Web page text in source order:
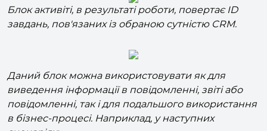
Блок активіті, в результаті роботи, повертає ID
Даний блок можна використовувати як для
виведення інформації в повідомленні, звіті або
повідомленні, так і для подальшого використання